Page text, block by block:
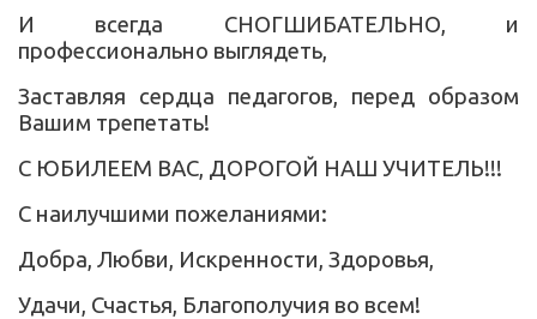
И всегда СНОГШИБАТЕЛЬНО, и
профессионально выглядеть,
Заставляя сердца педагогов, перед образом
Вашим трепетать!
С ЮБИЛЕЕМ ВАС, ДОРОГОЙ НАШ УЧИТЕЛЬ!!!
С наилучшими пожеланиями:
Добра, Любви, Искренности, Здоровья,
Удачи, Счастья, Благополучия во всем!